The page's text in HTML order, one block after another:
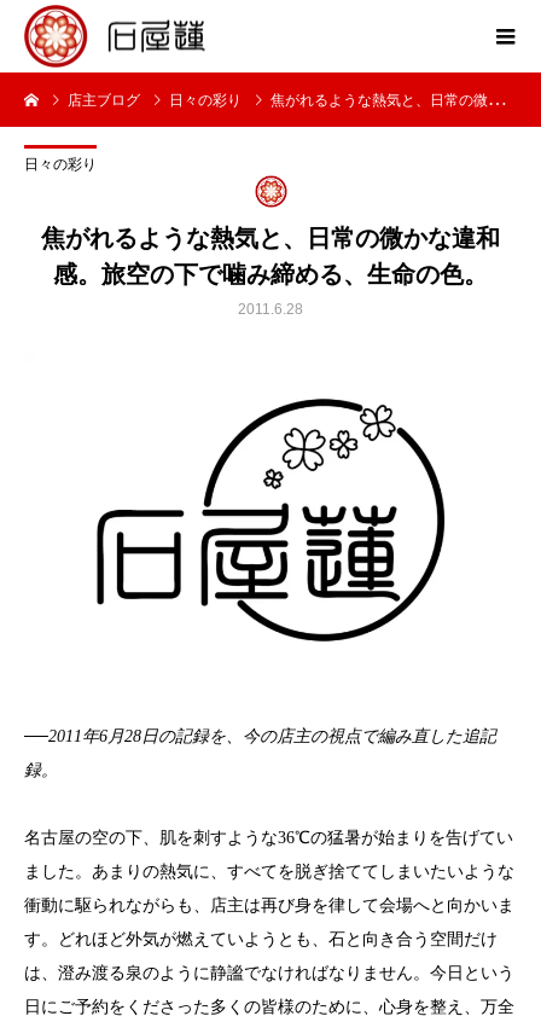
店主ブログ 日々の彩り 焦がれるような熱気と、日常の微かな違和感。旅空の下で噛み締める、生命の色。
日々の彩り
焦がれるような熱気と、日常の微かな違和
感。旅空の下で噛み締める、生命の色。
2011.6.28
──2011年6月28日の記録を、今の店主の視点で編み直した追記
録。
名古屋の空の下、肌を刺すような36℃の猛暑が始まりを告げてい
ました。あまりの熱気に、すべてを脱ぎ捨ててしまいたいような
衝動に駆られながらも、店主は再び身を律して会場へと向かいま
す。どれほど外気が燃えていようとも、石と向き合う空間だけ
は、澄み渡る泉のように静謐でなければなりません。今日という
日にご予約をくださった多くの皆様のために、心身を整え、万全